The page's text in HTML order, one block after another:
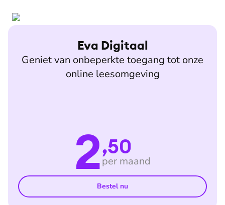
Eva Digitaal
Geniet van onbeperkte toegang tot onze
online leesomgeving
2,50
per maand
Bestel nu